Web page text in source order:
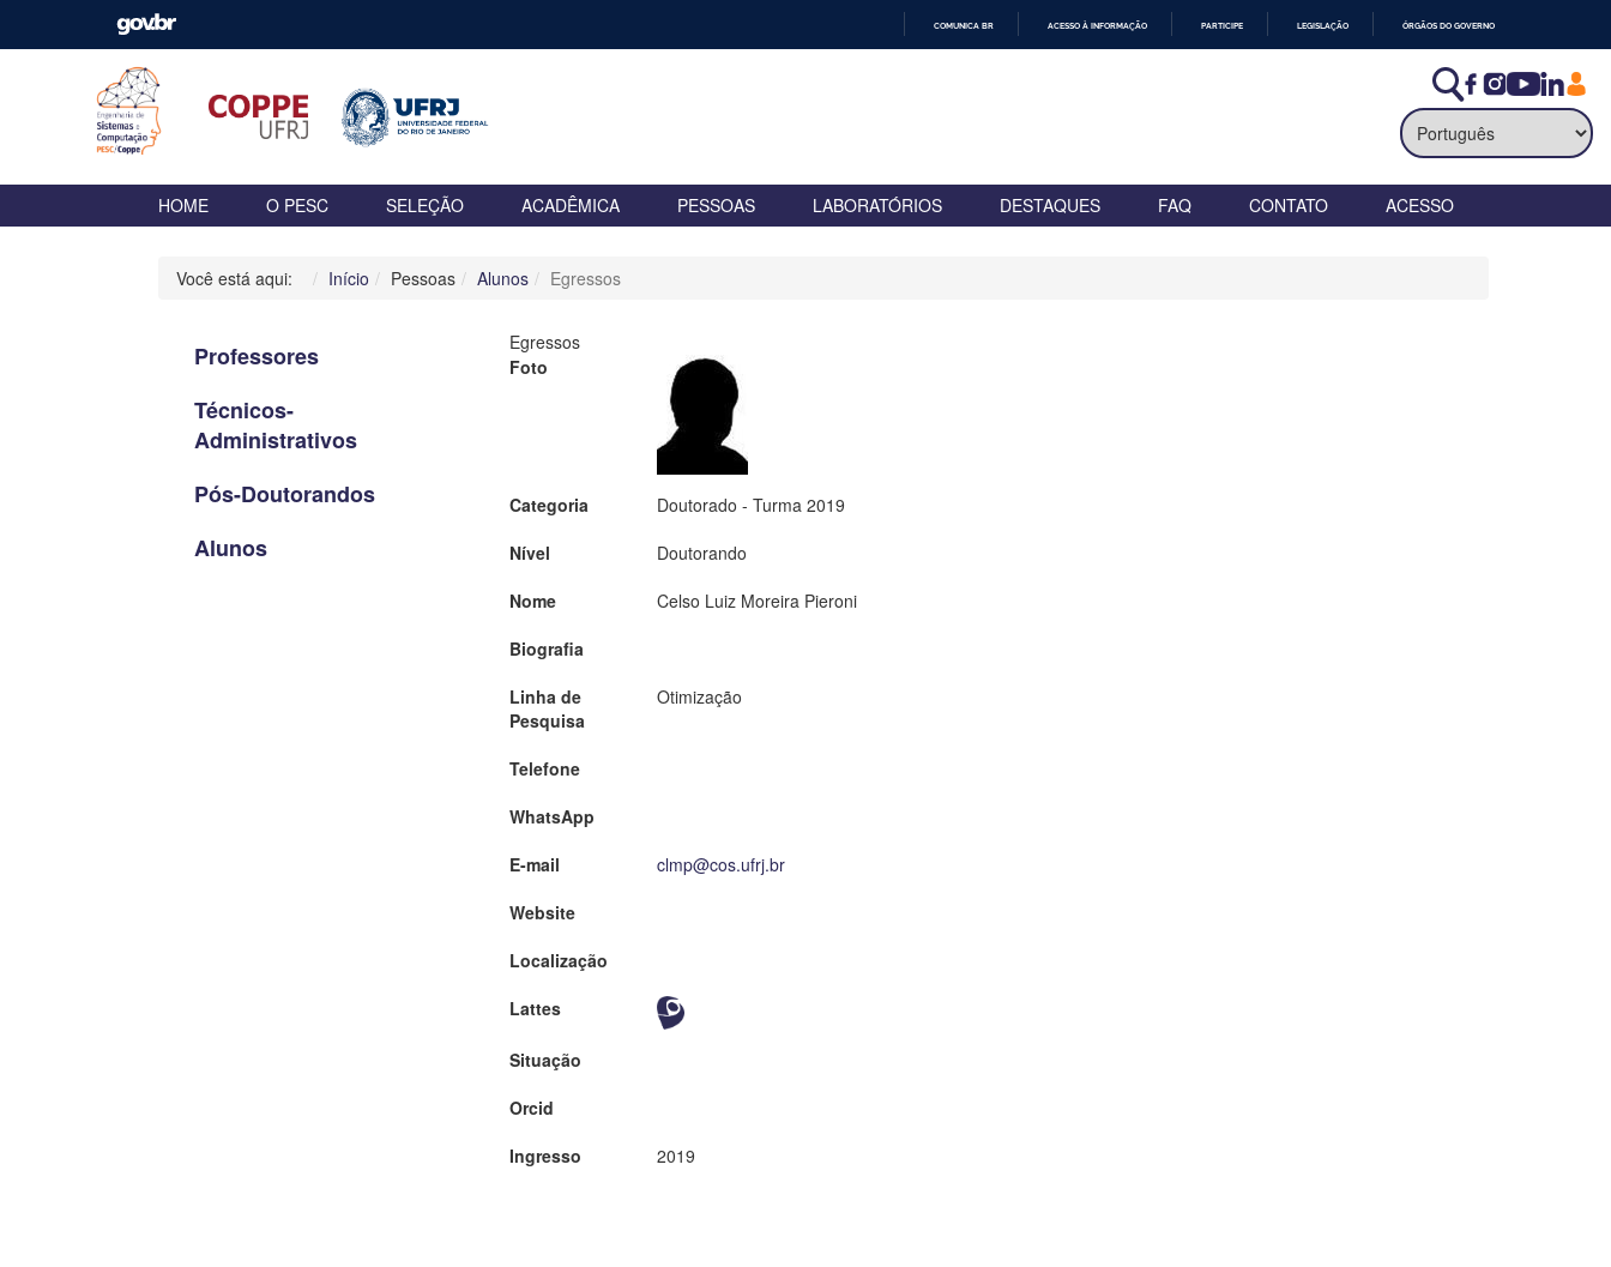
COMUNICA BR ACESSO À INFORMAÇÃO PARTICIPE LEGISLAÇÃO ÓRGÃOS DO GOVERNO
HOME O PESC SELEÇÃO ACADÊMICA PESSOAS LABORATÓRIOS DESTAQUES FAQ CONTATO ACESSO
Você está aqui: Início Pessoas Alunos Egressos
Professores
Técnicos-
Administrativos
Pós-Doutorandos
Alunos
Egressos
Foto
Categoria
Doutorado - Turma 2019
Nível
Doutorando
Nome
Celso Luiz Moreira Pieroni
Biografia
Linha de
Pesquisa
Otimização
Telefone
WhatsApp
E-mail
clmp@cos.ufrj.br
Website
Localização
Lattes
Situação
Orcid
Ingresso
2019